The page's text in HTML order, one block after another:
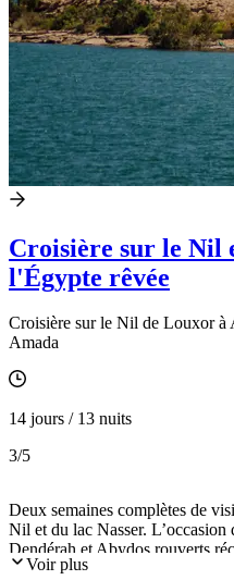
Croisière sur le Nil
l'Égypte rêvée
Croisière sur le Nil de Louxor à
Amada
14 jours / 13 nuits
3/5
Deux semaines complètes de
Nil et du lac Nasser. L’occasion
Dendérah et Abydos rouverts
emblématiques du pays (Le
Voir plus